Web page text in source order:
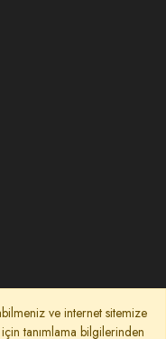
ve internet sitemize
tanımlama bilgilerinden